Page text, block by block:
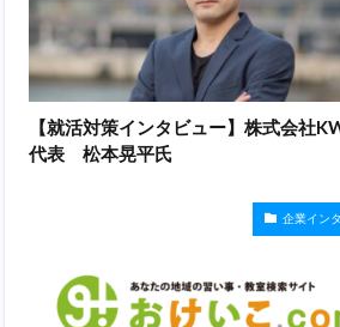
【就活対策インタビュー】株式会社
代表 松本晃平氏
企業イン